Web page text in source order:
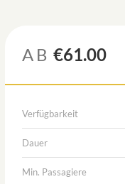
AB €61.00
Verfügbarkeit
Dauer
Min. Passagiere